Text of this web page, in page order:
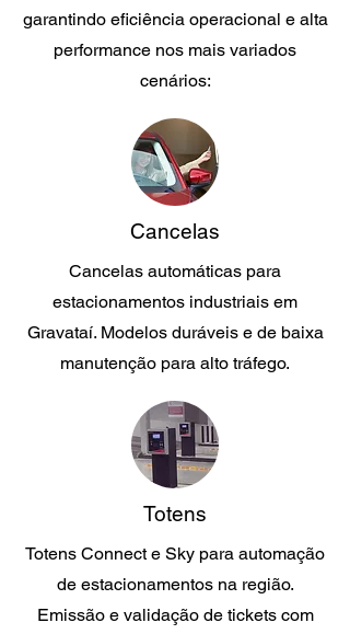
garantindo eficiência operacional e alta
performance nos mais variados
cenários:
Cancelas
Cancelas automáticas para
estacionamentos industriais em
Gravataí. Modelos duráveis e de baixa
manutenção para alto tráfego.
Totens
Totens Connect e Sky para automação
de estacionamentos na região.
Emissão e validação de tickets com